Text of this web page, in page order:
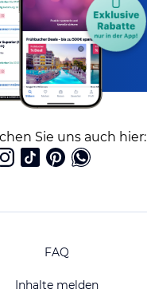
Sie uns auch hier:
FAQ
Inhalte melden